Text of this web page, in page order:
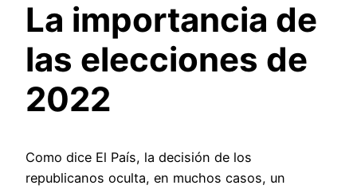
La importancia de
las elecciones de
2022
Como dice El País, la decisión de los
republicanos oculta, en muchos casos, un